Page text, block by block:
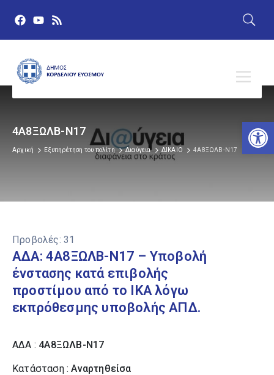
4Α8ΞΩΛΒ-Ν17
Αρχική Εξυπηρέτηση του πολίτη Διαύγεια ΔΙΚΑΙΟ 4Α8ΞΩΛΒ-Ν17
Προβολές: 31
ΑΔΑ: 4Α8ΞΩΛΒ-Ν17 – Υποβολή
ένστασης κατά επιβολής
προστίμου από το ΙΚΑ λόγω
εκπρόθεσμης υποβολής ΑΠΔ.
ΑΔΑ : 4Α8ΞΩΛΒ-Ν17
Κατάσταση :Αναρτηθείσα